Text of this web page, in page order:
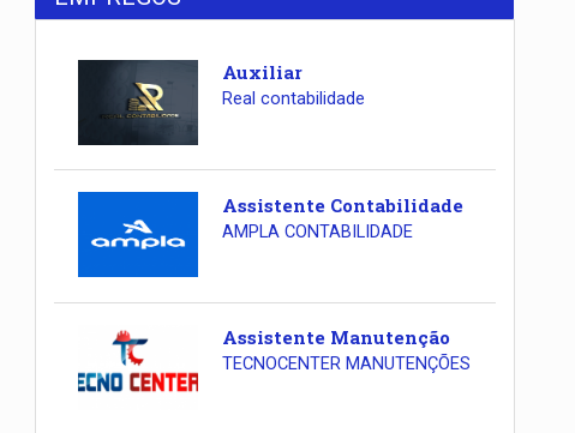
Auxiliar
Real contabilidade
Assistente Contabilidade
AMPLA CONTABILIDADE
Assistente Manutenção
TECNOCENTER MANUTENÇÕES